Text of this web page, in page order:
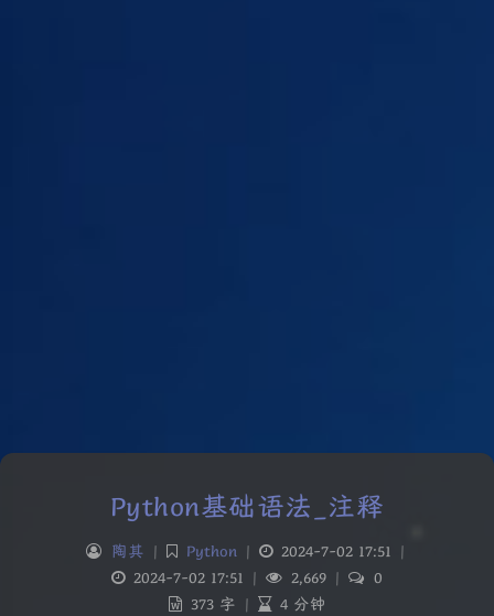
Python基础语法_注释
陶其 | Python | 2024-7-02 17:51 |
2024-7-02 17:51 | 2,669 |
0
373 字 | 4 分钟